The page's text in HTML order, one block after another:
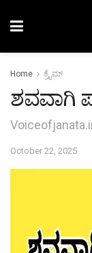
Home ಕ್ರೈಮ್‌
ಶವವಾಗಿ
October 22, 2025